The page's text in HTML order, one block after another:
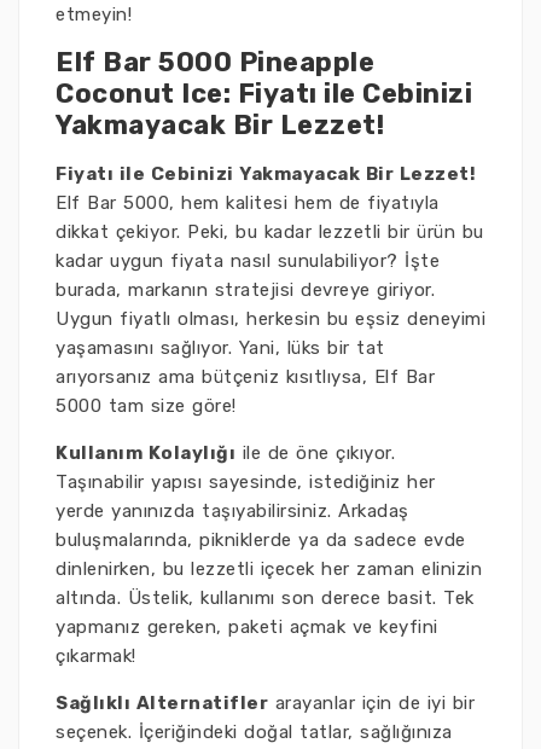
etmeyin!
Elf Bar 5000 Pineapple
Coconut Ice: Fiyatı ile Cebinizi
Yakmayacak Bir Lezzet!
Fiyatı ile Cebinizi Yakmayacak Bir Lezzet!
Elf Bar 5000, hem kalitesi hem de fiyatıyla
dikkat çekiyor. Peki, bu kadar lezzetli bir ürün bu
kadar uygun fiyata nasıl sunulabiliyor? İşte
burada, markanın stratejisi devreye giriyor.
Uygun fiyatlı olması, herkesin bu eşsiz deneyimi
yaşamasını sağlıyor. Yani, lüks bir tat
arıyorsanız ama bütçeniz kısıtlıysa, Elf Bar
5000 tam size göre!
Kullanım Kolaylığı ile de öne çıkıyor.
Taşınabilir yapısı sayesinde, istediğiniz her
yerde yanınızda taşıyabilirsiniz. Arkadaş
buluşmalarında, pikniklerde ya da sadece evde
dinlenirken, bu lezzetli içecek her zaman elinizin
altında. Üstelik, kullanımı son derece basit. Tek
yapmanız gereken, paketi açmak ve keyfini
çıkarmak!
Sağlıklı Alternatifler arayanlar için de iyi bir
seçenek. İçeriğindeki doğal tatlar, sağlığınıza